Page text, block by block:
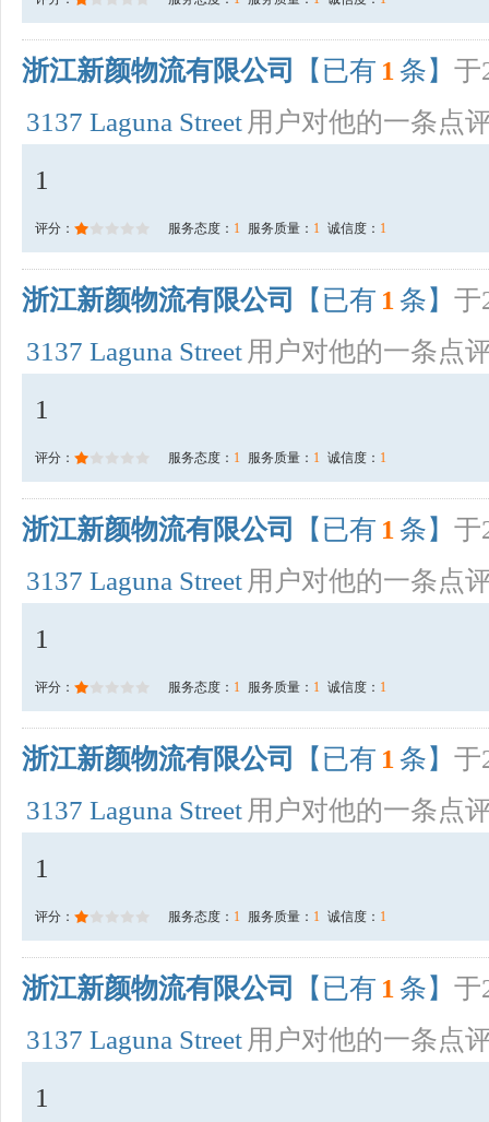
浙江新颜物流有限公司 【已有 1 条】 于
3137 Laguna Street 用户对他的一条点
1
评分： 服务态度： 1 服务质量： 1 诚信度： 1
浙江新颜物流有限公司 【已有 1 条】 于
3137 Laguna Street 用户对他的一条点
1
评分： 服务态度： 1 服务质量： 1 诚信度： 1
浙江新颜物流有限公司 【已有 1 条】 于
3137 Laguna Street 用户对他的一条点
1
评分： 服务态度： 1 服务质量： 1 诚信度： 1
浙江新颜物流有限公司 【已有 1 条】 于
3137 Laguna Street 用户对他的一条点
1
评分： 服务态度： 1 服务质量： 1 诚信度： 1
浙江新颜物流有限公司 【已有 1 条】 于
3137 Laguna Street 用户对他的一条点
1